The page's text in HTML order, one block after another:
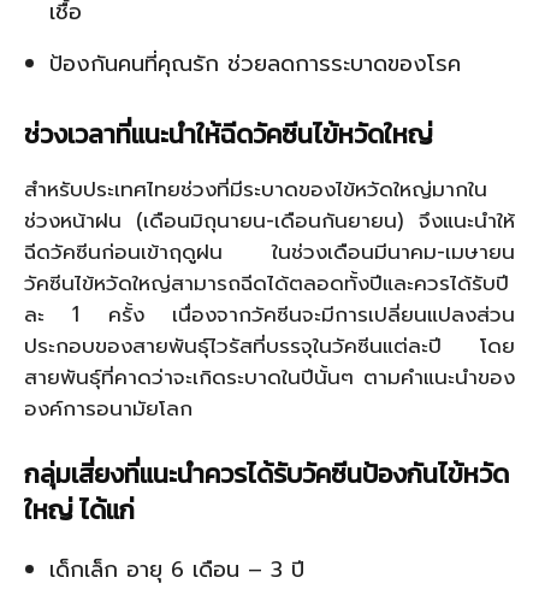
เชื้อ
ป้องกันคนที่คุณรัก ช่วยลดการระบาดของโรค
ช่วงเวลาที่แนะนำให้ฉีดวัคซีนไข้หวัดใหญ่
สำหรับประเทศไทยช่วงที่มีระบาดของไข้หวัดใหญ่มากใน
ช่วงหน้าฝน (เดือนมิถุนายน-เดือนกันยายน) จึงแนะนำให้
ฉีดวัคซีนก่อนเข้าฤดูฝน ในช่วงเดือนมีนาคม-เมษายน
วัคซีนไข้หวัดใหญ่สามารถฉีดได้ตลอดทั้งปีและควรได้รับปี
ละ 1 ครั้ง เนื่องจากวัคซีนจะมีการเปลี่ยนแปลงส่วน
ประกอบของสายพันธุ์ไวรัสที่บรรจุในวัคซีนแต่ละปี โดย
สายพันธุ์ที่คาดว่าจะเกิดระบาดในปีนั้นๆ ตามคำแนะนำของ
องค์การอนามัยโลก
กลุ่มเสี่ยงที่แนะนำควรได้รับวัคซีนป้องกันไข้หวัด
ใหญ่ ได้แก่
เด็กเล็ก อายุ 6 เดือน – 3 ปี